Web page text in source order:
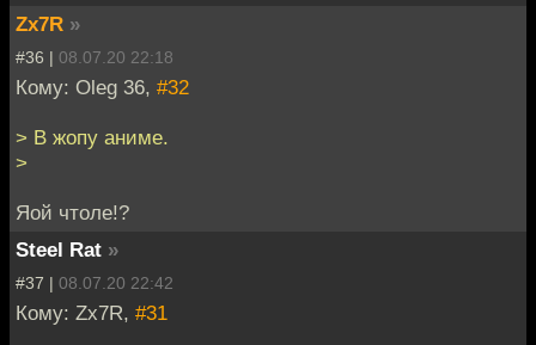
Zx7R »
#36 | 08.07.20 22:18
Кому: Oleg 36, #32
> В жопу аниме.
>
Яой чтоле!?
Steel Rat »
#37 | 08.07.20 22:42
Кому: Zx7R, #31